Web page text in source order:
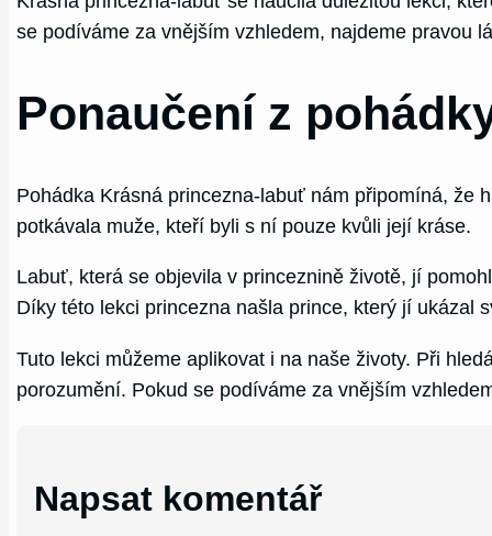
se podíváme za vnějším vzhledem, najdeme pravou
Ponaučení z
Pohádka Krásná princezna-labuť nám připomíná, že
potkávala muže, kteří byli s ní pouze kvůli její kráse.
Labuť, která se objevila v princeznině životě, jí
Díky této lekci princezna našla prince, který jí ukázal
Tuto lekci můžeme aplikovat i na naše životy. Při
porozumění. Pokud se podíváme za vnějším
Napsat komentář